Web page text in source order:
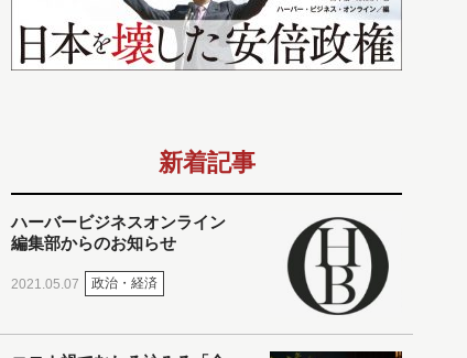
新着記事
ハーバービジネスオンライン
編集部からのお知らせ
2021.05.07 政治・経済